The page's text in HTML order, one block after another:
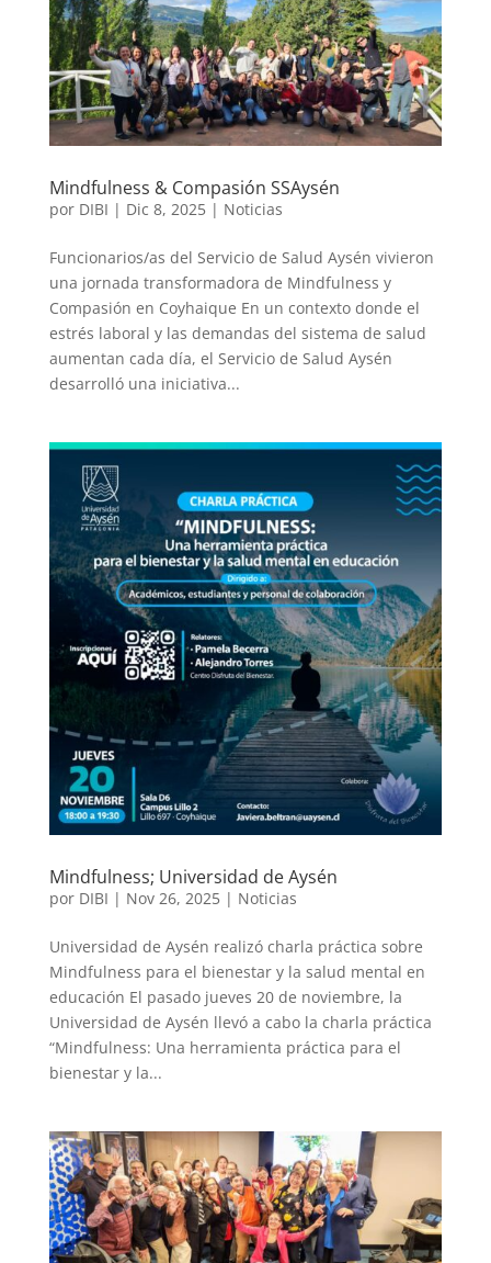
Mindfulness & Compasión SSAysén
por DIBI | Dic 8, 2025| Noticias
Funcionarios/as del Servicio de Salud Aysén vivieron
una jornada transformadora de Mindfulness y
Compasión en Coyhaique En un contexto donde el
estrés laboral y las demandas del sistema de salud
aumentan cada día, el Servicio de Salud Aysén
desarrolló una iniciativa...
Mindfulness; Universidad de Aysén
por DIBI | Nov 26, 2025| Noticias
Universidad de Aysén realizó charla práctica sobre
Mindfulness para el bienestar y la salud mental en
educación El pasado jueves 20 de noviembre, la
Universidad de Aysén llevó a cabo la charla práctica
“Mindfulness: Una herramienta práctica para el
bienestar y la...